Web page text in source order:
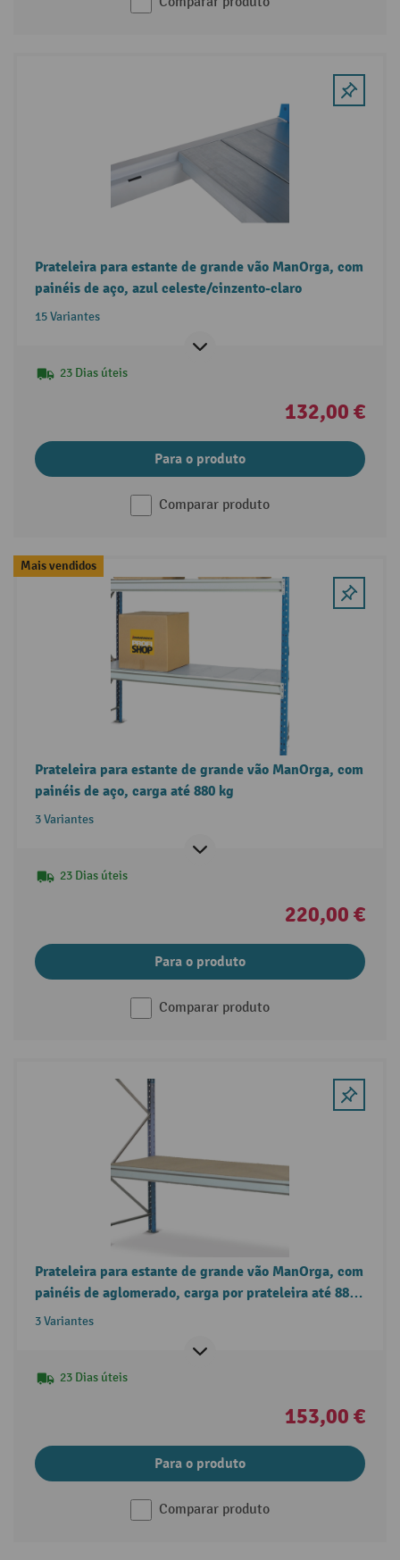
Prateleira para estante de grande vão ManOrga, com
painéis de aço, azul celeste/cinzento-claro
15 Variantes
23 Dias úteis
132,00 €
Para o produto
Comparar produto
Mais vendidos
Prateleira para estante de grande vão ManOrga, com
painéis de aço, carga até 880 kg
3 Variantes
23 Dias úteis
220,00 €
Para o produto
Comparar produto
Prateleira para estante de grande vão ManOrga, com
painéis de aglomerado, carga por prateleira até 880
kg
3 Variantes
23 Dias úteis
153,00 €
Para o produto
Comparar produto